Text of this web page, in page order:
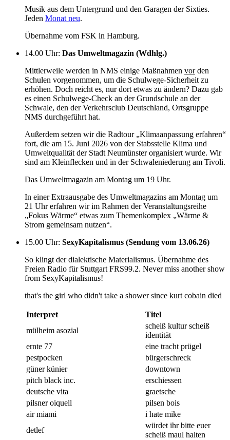
Musik aus dem Untergrund und den Garagen der Sixties.
Jeden Monat neu.
Übernahme vom FSK in Hamburg.
14.00 Uhr: Das Umweltmagazin (Wdhlg.)
Mittlerweile werden in NMS einige Maßnahmen vorden
Schulen vorgenommen, um die Schulwege-Sicherheit zu
erhöhen. Doch reicht es, nur dort etwas zu ändern? Dazu gab
es einen Schulwege-Check an der Grundschule an der
Schwale, den der Verkehrsclub Deutschland, Ortsgruppe
NMS durchgeführt hat.
Außerdem setzen wir die Radtour „Klimaanpassung erfahren“
fort, die am 15. Juni 2026 von der Stabsstelle Klima und
Umweltqualität der Stadt Neumünster organisiert wurde. Wir
sind am Kleinflecken und in der Schwaleniederung am Tivoli.
Das Umweltmagazin am Montag um 19 Uhr.
In einer Extraausgabe des Umweltmagazins am Montag um
21 Uhr erfahren wir im Rahmen der Veranstaltungsreihe
„Fokus Wärme“ etwas zum Themenkomplex „Wärme &
Strom gemeinsam nutzen“.
15.00 Uhr: SexyKapitalismus (Sendung vom 13.06.26)
So klingt der dialektische Materialismus. Übernahme des
Freien Radio für Stuttgart FRS99.2. Never miss another show
from SexyKapitalismus!
that's the girl who didn't take a shower since kurt cobain died
Interpret
Titel
mülheim asozial
scheiß kultur scheiß
identität
ernte 77
eine tracht prügel
pestpocken
bürgerschreck
güner künier
downtown
pitch black inc.
erschiessen
deutsche vita
graetsche
pilsner oiquell
pilsen bois
air miami
i hate mike
detlef
würdet ihr bitte euer
scheiß maul halten